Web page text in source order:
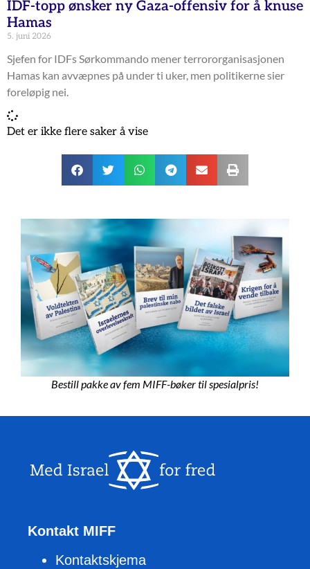
IDF-topp ønsker ny Gaza-offensiv for å knuse
Hamas
5. juni 2026
Sjefen for IDFs Sørkommando mener terrororganisasjonen
Hamas kan avvæpnes på under ti uker, men politikerne sier
foreløpig nei.
Det er ikke flere saker å vise
Bestill pakke av fem MIFF-bøker til spesialpris!
Kontakt MIFF
Kontaktskjema